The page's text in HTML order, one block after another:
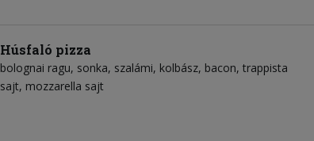
Húsfaló pizza
bolognai ragu sonka szalámi kolbász bacon trappista
sajt mozzarella sajt